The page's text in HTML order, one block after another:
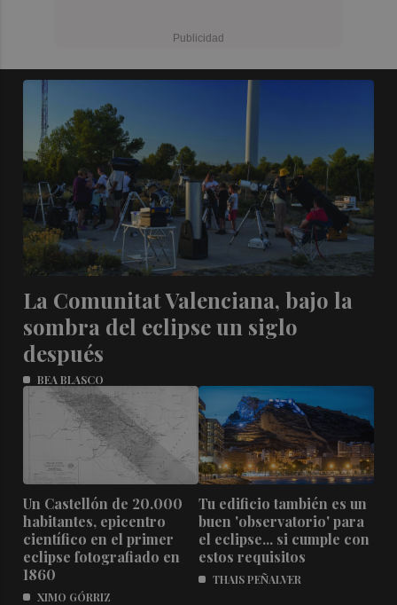
La Comunitat Valenciana, bajo la
sombra del eclipse un siglo
después
BEA BLASCO
Un Castellón de 20.000
habitantes, epicentro
científico en el primer
eclipse fotografiado en
1860
XIMO GÓRRIZ
Tu edificio también es un
buen 'observatorio' para
el eclipse... si cumple con
estos requisitos
THAIS PEÑALVER